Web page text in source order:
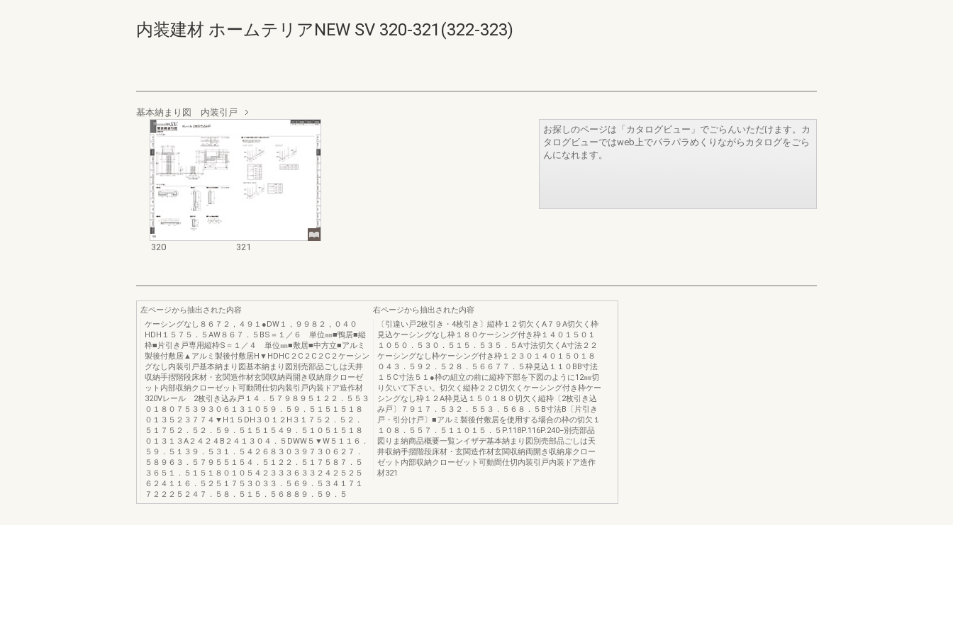
内装建材 ホームテリアNEW SV 320-321(322-323)
基本納まり図 内装引戸
320 321
お探しのページは「カタログビュー」でごらんいただけます。カ
タログビューではweb上でパラパラめくりながらカタログをごら
んになれます。
左ページから抽出された内容
ケーシングなし８６７２，４９１●DW１，９９８２，０４０
HDH１５７５．５AW８６７．５BS＝１／６ 単位㎜■鴨居■縦
枠■片引き戸専用縦枠S＝１／４ 単位㎜■敷居■中方立■アルミ
製後付敷居▲アルミ製後付敷居H▼HDHC２C２C２C２ケーシン
グなし内装引戸基本納まり図基本納まり図別売部品ごしは天井
収納手摺階段床材・玄関造作材玄関収納両開き収納扉クローゼ
ット内部収納クローゼット可動間仕切内装引戸内装ドア造作材
320Vレール 2枚引き込み戸１４．５７９８９５１２２．５５３
０１８０７５３９３０６１３１０５９．５９．５１５１５１８
０１３５２３７７４▼H１５DH３０１２H３１７５２．５２．
５１７５２．５２．５９．５１５１５４９．５１０５１５１８
０１３１３A２４２４B２４１３０４．５DWW５▼W５１１６．
５９．５１３９．５３１．５４２６８３０３９７３０６２７．
５８９６３．５７９５５１５４．５１２２．５１７５８７．５
３６５１．５１５１８０１０５４２３３３６３３２４２５２５
６２４１１６．５２５１７５３０３３．５６９．５３４１７１
７２２２５２４７．５８．５１５．５６８８９．５９．５
右ページから抽出された内容
〔引違い戸2枚引き・4枚引き〕縦枠１２切欠くA７９A切欠く枠
見込ケーシングなし枠１８０ケーシング付き枠１４０１５０１
１０５０．５３０．５１５．５３５．５A寸法切欠くA寸法２２
ケーシングなし枠ケーシング付き枠１２３０１４０１５０１８
０４３．５９２．５２８．５６６７７．５枠見込１１０BB寸法
１５C寸法５１●枠の組立の前に縦枠下部を下図のように12㎜切
り欠いて下さい。切欠く縦枠２２C切欠くケーシング付き枠ケー
シングなし枠１２A枠見込１５０１８０切欠く縦枠〔2枚引き込
み戸〕７９１７．５３２．５５３．５６８．５B寸法B〔片引き
戸・引分け戸〕■アルミ製後付敷居を使用する場合の枠の切欠１
１０８．５５７．５１１０１５．５P.118P.116P.240−別売部品
図りま納商品概要一覧ンイザデ基本納まり図別売部品ごしは天
井収納手摺階段床材・玄関造作材玄関収納両開き収納扉クロー
ゼット内部収納クローゼット可動間仕切内装引戸内装ドア造作
材321